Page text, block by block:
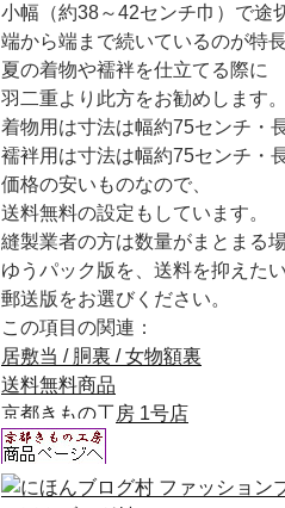
小幅（約38～42センチ巾）で途
端から端まで続いているのが特長
夏の着物や襦袢を仕立てる際に
羽二重より此方をお勧めします。
着物用は寸法は幅約75センチ・
襦袢用は寸法は幅約75センチ・
価格の安いものなので、
送料無料の設定もしています。
縫製業者の方は数量がまとまる
ゆうパック版を、送料を抑えた
郵送版をお選びください。
この項目の関連：
居敷当 / 胴裏 / 女物額裏
送料無料商品
京都きもの工房 1号店